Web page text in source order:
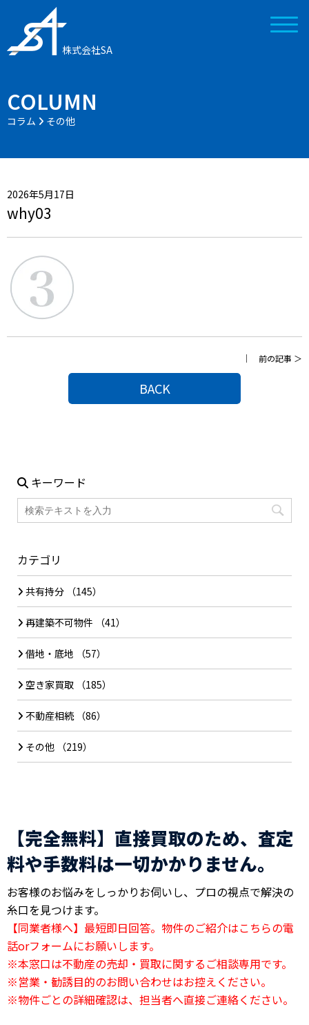
株式会社SA
COLUMN
コラム その他
2026年5月17日
why03
｜ 前の記事 ＞
BACK
キーワード
カテゴリ
共有持分 （145）
再建築不可物件 （41）
借地・底地 （57）
空き家買取 （185）
不動産相続（86）
その他 （219）
【完全無料】直接買取のため、査定
料や手数料は一切かかりません。
お客様のお悩みをしっかりお伺いし、プロの視点で解決の
糸口を見つけます。
【同業者様へ】最短即日回答。物件のご紹介はこちらの電
話orフォームにお願いします。
※本窓口は不動産の売却・買取に関するご相談専用です。
※営業・勧誘目的のお問い合わせはお控えください。
※物件ごとの詳細確認は、担当者へ直接ご連絡ください。